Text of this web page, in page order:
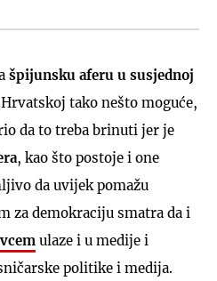
špijunsku aferu u susjednoj
tako nešto moguće,
da to treba brinuti jer je
, kao što postoje i one
da uvijek pomažu
za demokraciju smatra da i
ulaze i u medije i
politike i medija.